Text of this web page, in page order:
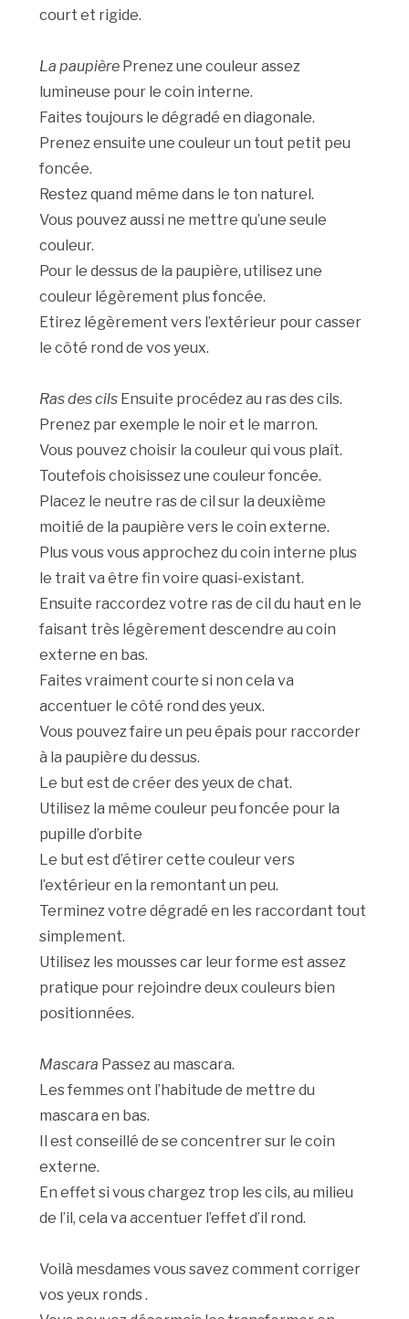
court et rigide.
La paupière Prenez une couleur assez
lumineuse pour le coin interne.
Faites toujours le dégradé en diagonale.
Prenez ensuite une couleur un tout petit peu
foncée.
Restez quand même dans le ton naturel.
Vous pouvez aussi ne mettre qu’une seule
couleur.
Pour le dessus de la paupière, utilisez une
couleur légèrement plus foncée.
Etirez légèrement vers l’extérieur pour casser
le côté rond de vos yeux.
Ras des cils Ensuite procédez au ras des cils.
Prenez par exemple le noir et le marron.
Vous pouvez choisir la couleur qui vous plaît.
Toutefois choisissez une couleur foncée.
Placez le neutre ras de cil sur la deuxième
moitié de la paupière vers le coin externe.
Plus vous vous approchez du coin interne plus
le trait va être fin voire quasi-existant.
Ensuite raccordez votre ras de cil du haut en le
faisant très légèrement descendre au coin
externe en bas.
Faites vraiment courte si non cela va
accentuer le côté rond des yeux.
Vous pouvez faire un peu épais pour raccorder
à la paupière du dessus.
Le but est de créer des yeux de chat.
Utilisez la même couleur peu foncée pour la
pupille d’orbite
Le but est d’étirer cette couleur vers
l’extérieur en la remontant un peu.
Terminez votre dégradé en les raccordant tout
simplement.
Utilisez les mousses car leur forme est assez
pratique pour rejoindre deux couleurs bien
positionnées.
Mascara Passez au mascara.
Les femmes ont l’habitude de mettre du
mascara en bas.
Il est conseillé de se concentrer sur le coin
externe.
En effet si vous chargez trop les cils, au milieu
de l’il, cela va accentuer l’effet d’il rond.
Voilà mesdames vous savez comment corriger
vos yeux ronds .